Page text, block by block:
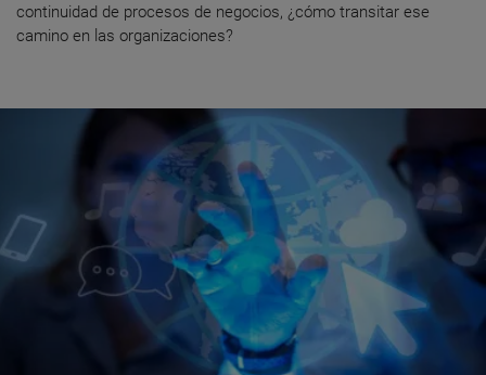
continuidad de procesos de negocios, ¿cómo transitar ese
camino en las organizaciones?